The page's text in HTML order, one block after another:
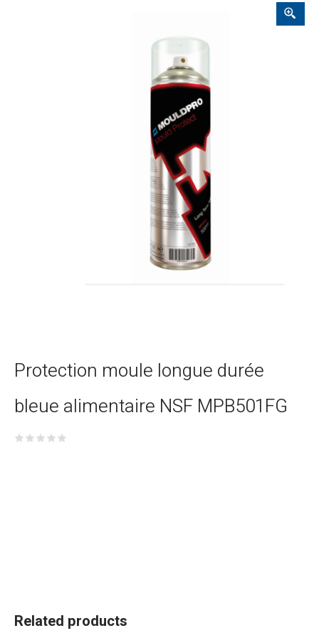
Protection moule longue durée
bleue alimentaire NSF MPB501FG
Related products